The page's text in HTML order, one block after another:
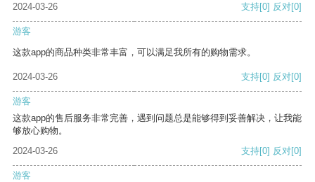
2024-03-26 支持[0] 反对[0]
游客
这款app的商品种类非常丰富，可以满足我所有的购物需求。
2024-03-26 支持[0] 反对[0]
游客
这款app的售后服务非常完善，遇到问题总是能够得到妥善解决，让我能
够放心购物。
2024-03-26
支持[0] 反对[0]
游客